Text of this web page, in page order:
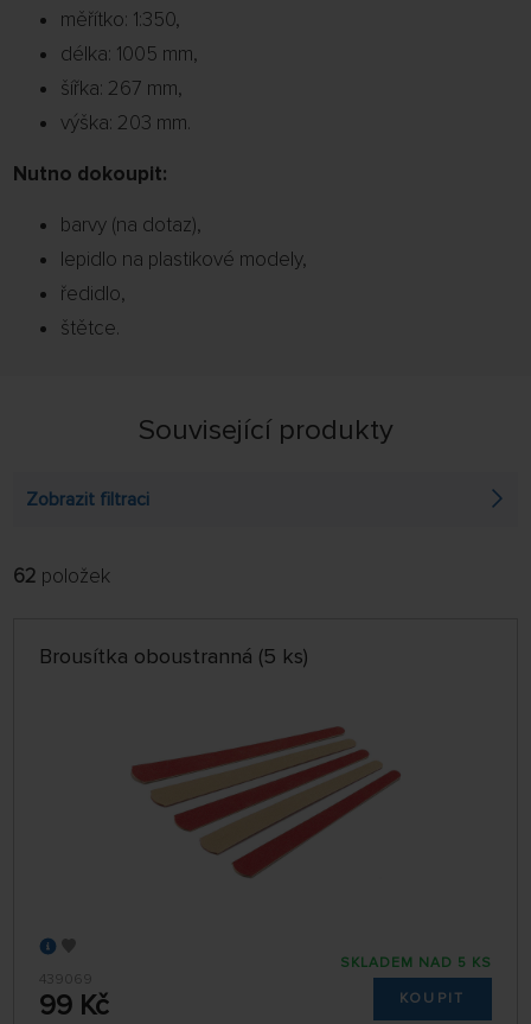
měřítko: 1:350,
délka: 1005 mm,
šířka: 267 mm,
výška: 203 mm.
Nutno dokoupit:
barvy (na dotaz),
lepidlo na plastikové modely,
ředidlo,
štětce.
Související produkty
Zobrazit filtraci
FILTROVAT:
64 NA STRÁNCE
62 položek
Brousítka oboustranná (5 ks)
439069
99 Kč
SKLADEM NAD 5 KS
KOUPIT